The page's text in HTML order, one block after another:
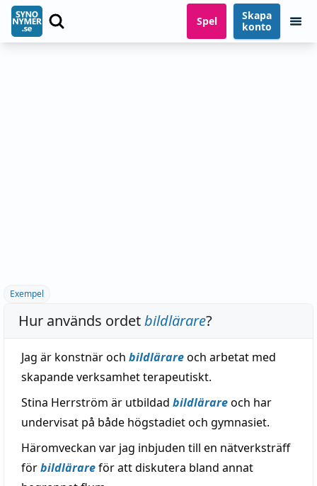
Spel
Skapa
konto
Exempel
Hur används ordetbildlärare?
Jag är konstnär och bildlärareoch arbetat med
skapande verksamhet terapeutiskt.
Stina Herrström är utbildad bildlärareoch har
undervisat på både högstadiet och gymnasiet.
Häromveckan var jag inbjuden till en nätverksträff
förbildlärareför att diskutera bland annat